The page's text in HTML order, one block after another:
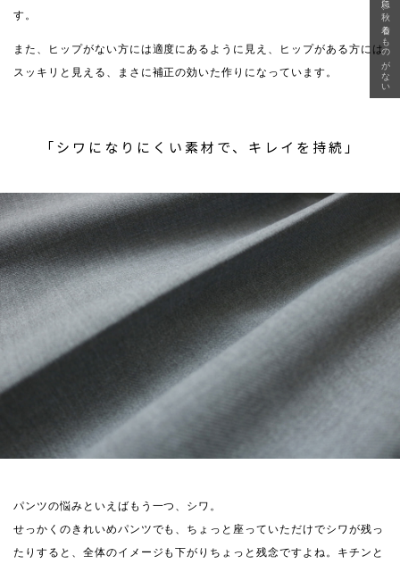
す。
また、ヒップがない方には適度にあるように見え、ヒップがある方には
スッキリと見える、まさに補正の効いた作りになっています。
「シワになりにくい素材で、キレイを持続」
パンツの悩みといえばもう一つ、シワ。
せっかくのきれいめパンツでも、ちょっと座っていただけでシワが残っ
たりすると、全体のイメージも下がりちょっと残念ですよね。キチンと
急に秋、着るものがない